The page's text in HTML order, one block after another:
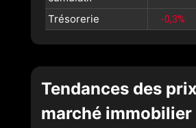
Trésorerie
-0,3%
Tendances des
marché immobilier